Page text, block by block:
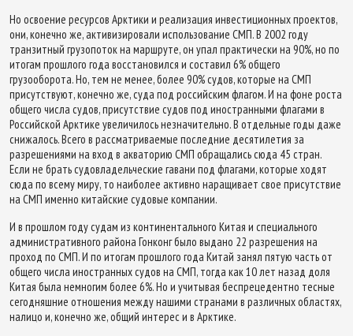
Но освоение ресурсов Арктики и реализация инвестиционных проектов,
они, конечно же, активизировали использование СМП. В 2002 году
транзитный грузопоток на маршруте, он упал практически на 90%, но по
итогам прошлого года восстановился и составил 6% общего
грузооборота. Но, тем не менее, более 90% судов, которые на СМП
присутствуют, конечно же, суда под российским флагом. И на фоне роста
общего числа судов, присутствие судов под иностранными флагами в
Российской Арктике увеличилось незначительно. В отдельные годы даже
снижалось. Всего в рассматриваемые последние десятилетия за
разрешениями на вход в акваторию СМП обращались сюда 45 стран.
Если не брать судовладельческие гавани под флагами, которые ходят
сюда по всему миру, то наиболее активно наращивает свое присутствие
на СМП именно китайские судовые компании.
И в прошлом году судам из континентального Китая и специального
административного района Гонконг было выдано 22 разрешения на
проход по СМП. И по итогам прошлого года Китай занял пятую часть от
общего числа иностранных судов на СМП, тогда как 10 лет назад доля
Китая была немногим более 6%. Но и учитывая беспрецедентно тесные
сегодняшние отношения между нашими странами в различных областях,
налицо и, конечно же, общий интерес и в Арктике.